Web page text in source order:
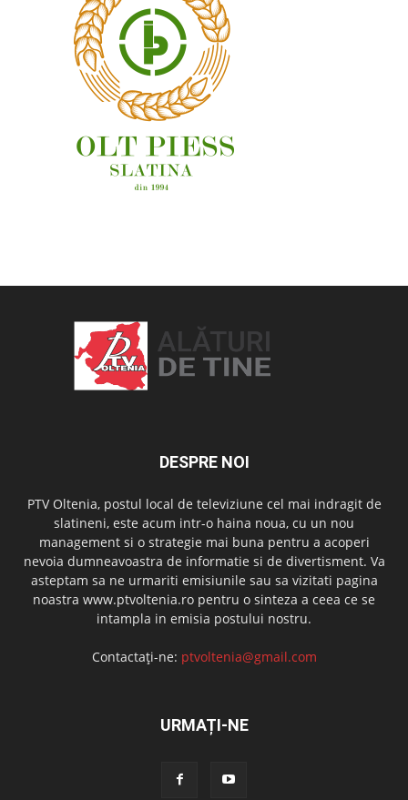
DESPRE NOI
PTV Oltenia, postul local de televiziune cel mai indragit de
slatineni, este acum intr-o haina noua, cu un nou
management si o strategie mai buna pentru a acoperi
nevoia dumneavoastra de informatie si de divertisment. Va
asteptam sa ne urmariti emisiunile sau sa vizitati pagina
noastra www.ptvoltenia.ro pentru o sinteza a ceea ce se
intampla in emisia postului nostru.
Contactați-ne: ptvoltenia@gmail.com
URMAȚI-NE